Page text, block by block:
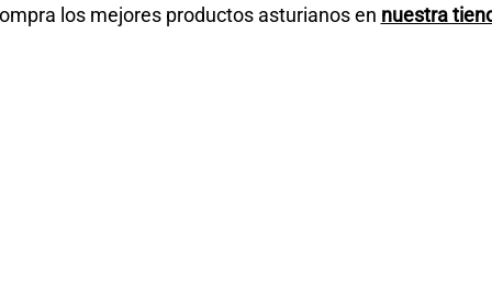
los mejores productos asturianos en nuestra